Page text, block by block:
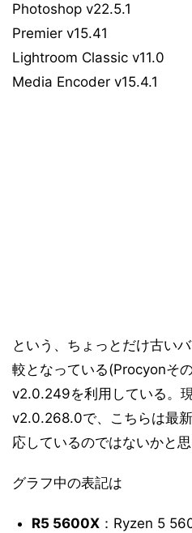
Photoshop v22.5.1
Premier v15.41
Lightroom Classic v11.0
Media Encoder v15.4.1
という、ちょっとだけ古い
較となっている(Procyonそ
v2.0.249を利用している。
v2.0.268.0で、こちらは最
応しているのではないかと思
グラフ中の表記は
R5 5600X：Ryzen 5